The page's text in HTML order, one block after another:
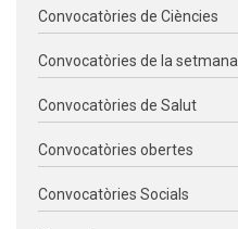
Convocatòries de Ciències
Convocatòries de la setmana
Convocatòries de Salut
Convocatòries obertes
Convocatòries Socials